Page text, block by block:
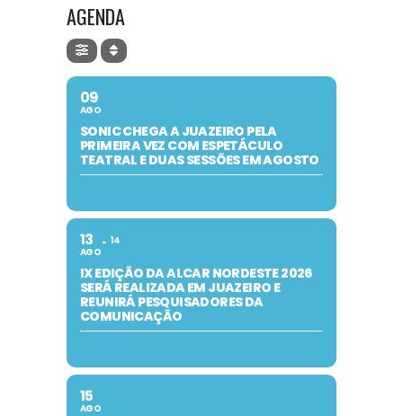
AGENDA
09
AGO
SONIC CHEGA A JUAZEIRO PELA
PRIMEIRA VEZ COM ESPETÁCULO
TEATRAL E DUAS SESSÕES EM AGOSTO
13
AGO
14
IX EDIÇÃO DA ALCAR NORDESTE 2026
SERÁ REALIZADA EM JUAZEIRO E
REUNIRÁ PESQUISADORES DA
COMUNICAÇÃO
15
AGO